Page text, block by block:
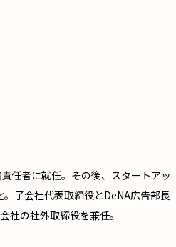
任者に就任。その後、スタートアッ
子会社代表取締役とDeNA広告部長
の社外取締役を兼任。